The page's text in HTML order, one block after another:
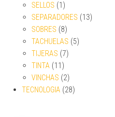
SELLOS (1)
SEPARADORES (13)
SOBRES (8)
TACHUELAS (5)
TIJERAS (7)
TINTA (11)
VINCHAS (2)
TECNOLOGIA (28)